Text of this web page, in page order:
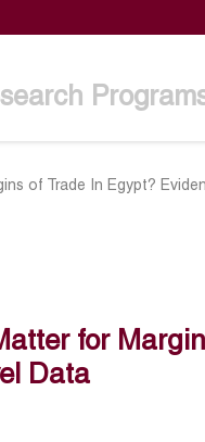
of Trade In Egypt?
for
Data